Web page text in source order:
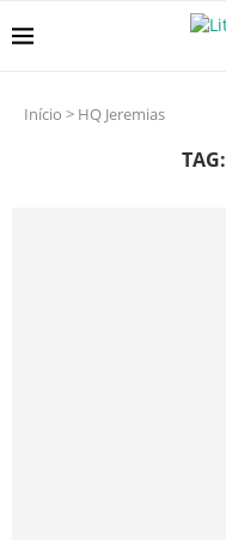
Início > HQ Jeremias
TAG: